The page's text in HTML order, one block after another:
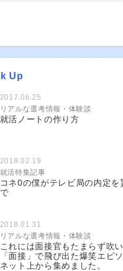
Up
2017.06.25
リアルな選考情報・体験談
就活ノートの作り方
2018.02.19
就活特集記事
コネ0の僕がテレビ局の内定を
で
2018.01.31
リアルな選考情報・体験談
これには面接官もたまらず吹
「面接」で飛び出た爆笑エピ
ネット上から集めました。